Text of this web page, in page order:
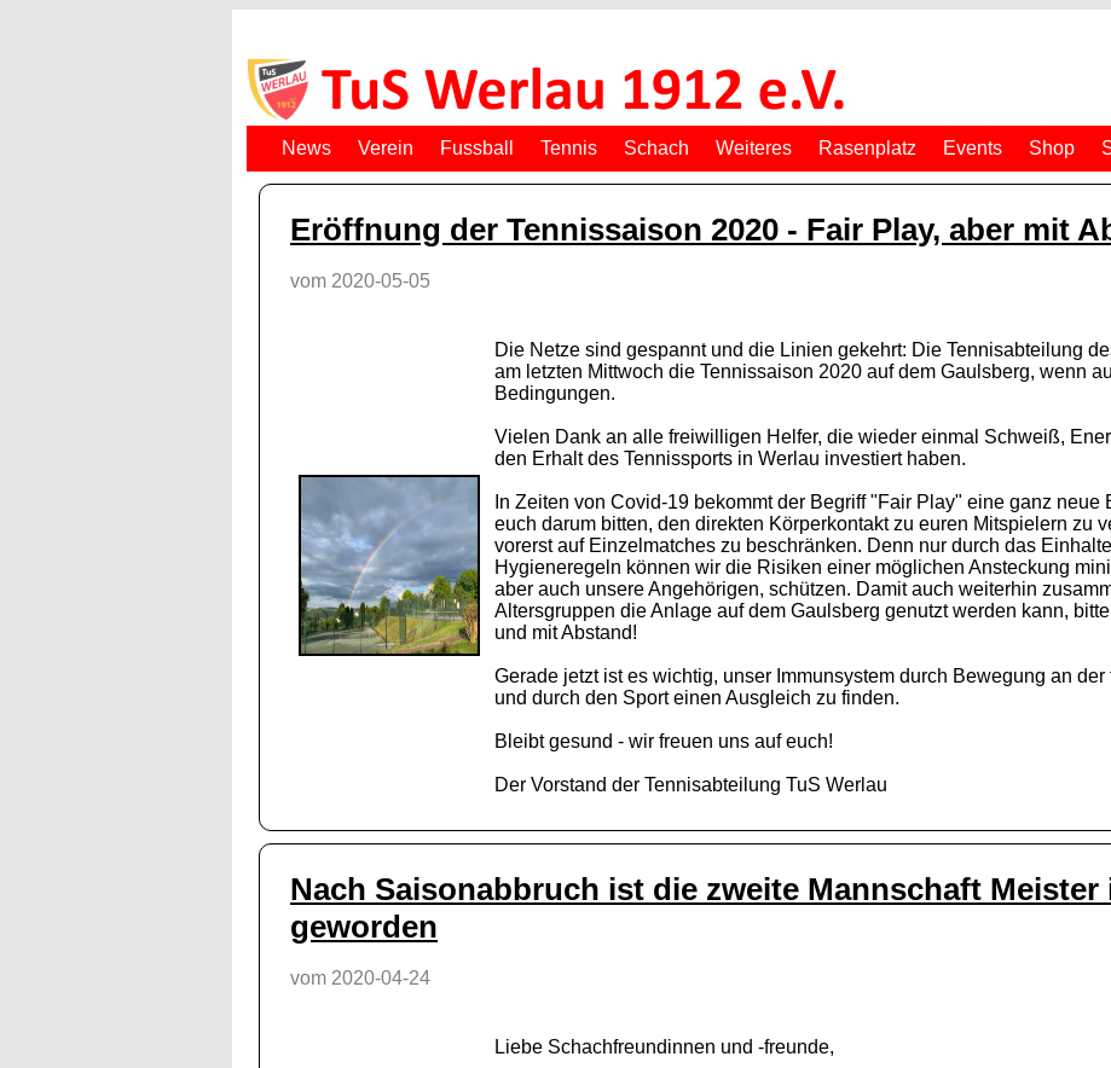
News Verein Fussball Tennis Schach Weiteres Rasenplatz Events Shop
Eröffnung der Tennissaison 2020 - Fair Play, aber mit
vom 2020-05-05
Die Netze sind gespannt und die Linien gekehrt: Die Tennisabteilung
am letzten Mittwoch die Tennissaison 2020 auf dem Gaulsberg, wenn
Bedingungen.
Vielen Dank an alle freiwilligen Helfer, die wieder einmal Schweiß,
den Erhalt des Tennissports in Werlau investiert haben.
In Zeiten von Covid-19 bekommt der Begriff "Fair Play" eine ganz neue
euch darum bitten, den direkten Körperkontakt zu euren Mitspielern zu
vorerst auf Einzelmatches zu beschränken. Denn nur durch das
Hygieneregeln können wir die Risiken einer möglichen Ansteckung
aber auch unsere Angehörigen, schützen. Damit auch weiterhin
Altersgruppen die Anlage auf dem Gaulsberg genutzt werden kann,
und mit Abstand!
Gerade jetzt ist es wichtig, unser Immunsystem durch Bewegung an der
und durch den Sport einen Ausgleich zu finden.
Bleibt gesund - wir freuen uns auf euch!
Der Vorstand der Tennisabteilung TuS Werlau
Nach Saisonabbruch ist die zweite Mannschaft Meister
geworden
vom 2020-04-24
Liebe Schachfreundinnen und -freunde,